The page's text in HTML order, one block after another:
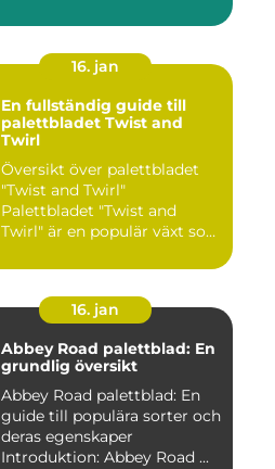
16. jan
En fullständig guide till
palettbladet Twist and
Twirl
Översikt över palettbladet
"Twist and Twirl"
Palettbladet "Twist and
Twirl" är en populär växt som
16. jan
Abbey Road palettblad: En
grundlig översikt
Abbey Road palettblad: En
guide till populära sorter och
deras egenskaper
Introduktion: Abbey Road ...